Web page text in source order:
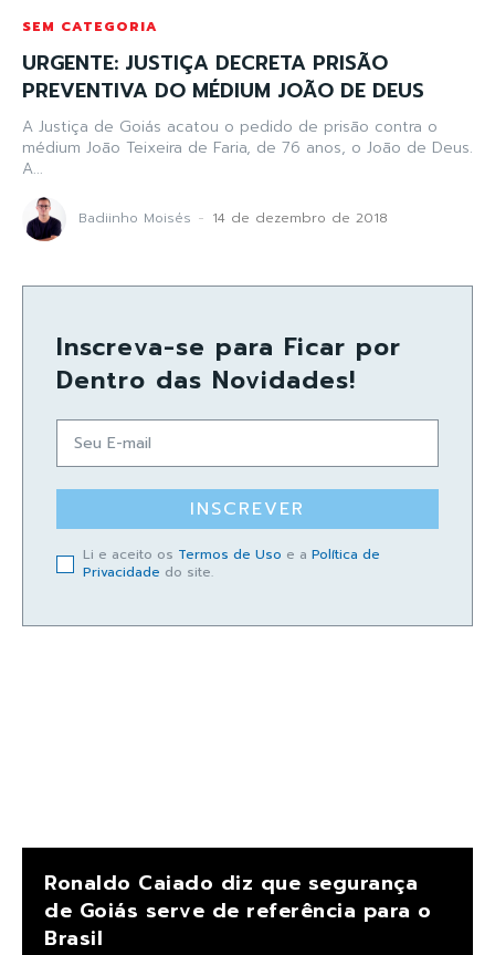
SEM CATEGORIA
URGENTE: JUSTIÇA DECRETA PRISÃO
PREVENTIVA DO MÉDIUM JOÃO DE DEUS
A Justiça de Goiás acatou o pedido de prisão contra o
médium João Teixeira de Faria, de 76 anos, o João de Deus.
A...
Badiinho Moisés - 14 de dezembro de 2018
Inscreva-se para Ficar por
Dentro das Novidades!
INSCREVER
Li e aceito os Termos de Uso e a Política de
Privacidade do site.
Ronaldo Caiado diz que segurança
de Goiás serve de referência para o
Brasil